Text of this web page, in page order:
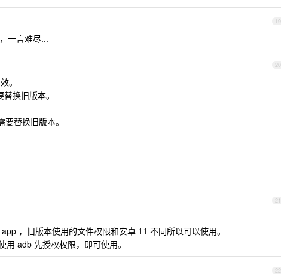
19
一言难尽...
20
。
换旧版本。
替换旧版本。
21
，旧版本使用的文件权限和安卓 11 不同所以可以使用。
adb 先授权权限，即可使用。
22